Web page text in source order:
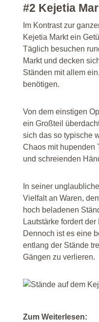
#2 Kejetia
Im Kontrast zur
Kejetia Markt ein
Täglich besuchen
Markt und decken
Ständen mit allem
benötigen.
Von dem einstigen
ein Großteil
sich das so typische
Chaos mit hupenden
und schreienden
In seiner
Vielfalt an Waren,
hoch beladenen
Lautstärke fordert
Dennoch ist es eine
entlang der Stände
Gängen zu verlieren.
Zum Weiterlesen: